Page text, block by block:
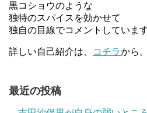
黒コショウのような
独特のスパイスを効かせて
独自の目線でコメントしています
詳しい自己紹介は、 コチラから。
最近の投稿